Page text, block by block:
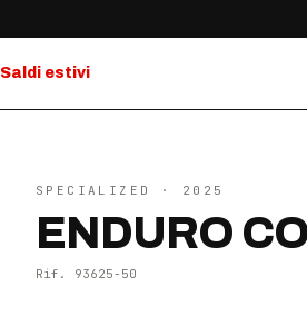
Saldi estivi
SPECIALIZED · 2025
ENDURO
Rif. 93625-50